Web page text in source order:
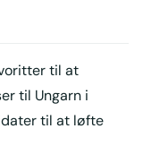
til at
til Ungarn i
til at løfte